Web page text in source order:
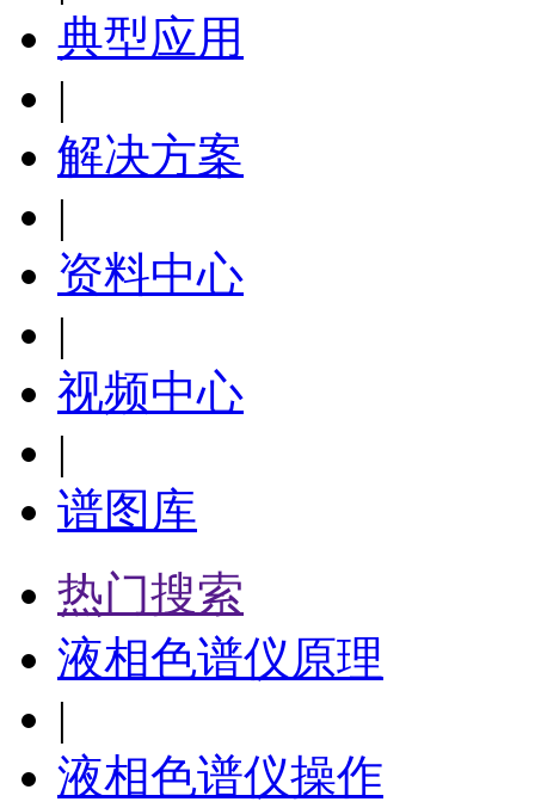
典型应用
|
解决方案
|
资料中心
|
视频中心
|
谱图库
热门搜索
液相色谱仪原理
|
液相色谱仪操作